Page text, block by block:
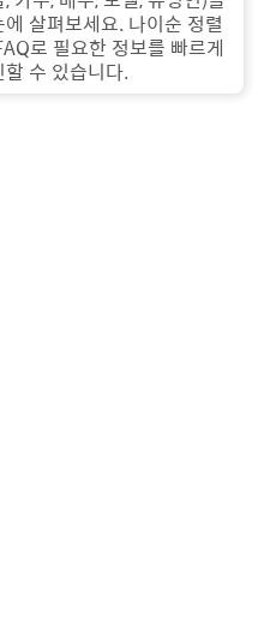
에 살펴보세요. 나이순 정렬
로 필요한 정보를 빠르게
수 있습니다.